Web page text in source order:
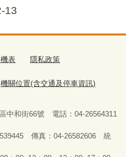
13
表 隱私政策
機關位置(含交通及停車資訊)
中和街66號 電話：04-26564311
傳真：04-26582606 統